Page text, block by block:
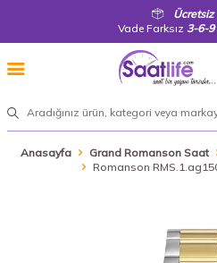
Ücretsiz
Vade Farksız 3-6-9
Anasayfa Grand Romanson Saat
Romanson